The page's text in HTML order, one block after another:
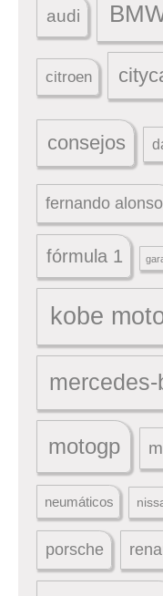
audi
citroen
consejos
fernando alonso
fórmula 1
kobe
mercedes-
motogp
neumáticos
porsche